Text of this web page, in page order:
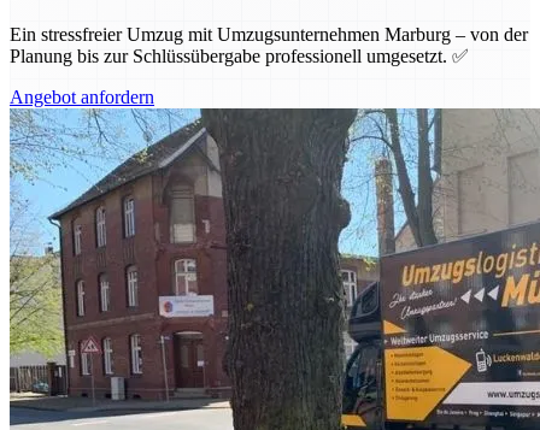
Ein stressfreier Umzug mit Umzugsunternehmen Marburg – von der
Planung bis zur Schlüssübergabe professionell umgesetzt. ✅
Angebot anfordern